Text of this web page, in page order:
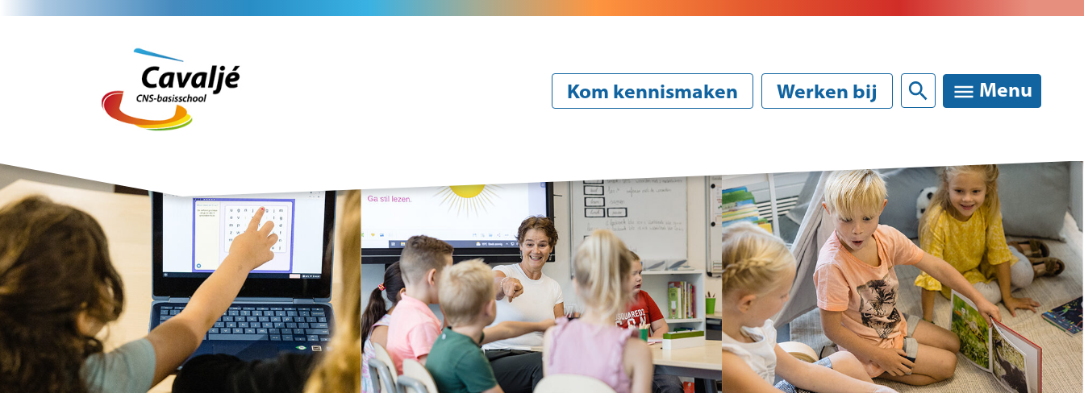
Kom kennismaken Werken bij Menu
Nieuws
Agenda
Veelgestelde vragen
Onze school
Over de organisatie
Beleid
Identiteit
Team
Ouderbetrokkenheid
Ouderinformatie
Aanmelden van uw kind
Praktische informatie / schoolgids
Vakanties en vrije dagen
Ziekte, verlof verzuim
Opvang buiten schooltijden